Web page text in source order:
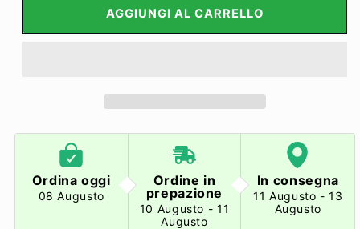
AGGIUNGI AL CARRELLO
Ordina oggi
08 Augusto
Ordine in
prepazione
10 Augusto - 11
Augusto
In consegna
11 Augusto - 13
Augusto